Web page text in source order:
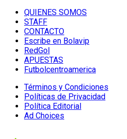
QUIENES SOMOS
STAFF
CONTACTO
Escribe en Bolavip
RedGol
APUESTAS
Futbolcentroamerica
Términos y Condiciones
Políticas de Privacidad
Política Editorial
Ad Choices